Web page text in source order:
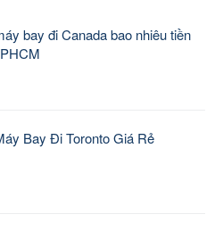
bay đi Canada bao nhiêu tiền
Bay Đi Toronto Giá Rẻ